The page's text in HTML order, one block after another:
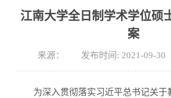
江南大学全日制学术学位硕
案
来源： 发布时间: 2021-09-30
为深入贯彻落实习近平总书记关于